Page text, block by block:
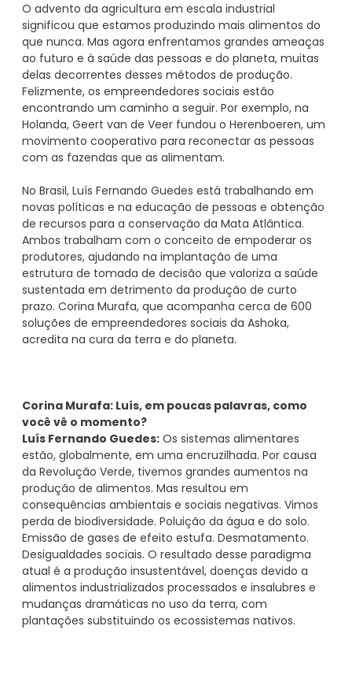
O advento da agricultura em escala industrial
significou que estamos produzindo mais alimentos do
que nunca. Mas agora enfrentamos grandes ameaças
ao futuro e à saúde das pessoas e do planeta, muitas
delas decorrentes desses métodos de produção.
Felizmente, os empreendedores sociais estão
encontrando um caminho a seguir. Por exemplo, na
Holanda, Geert van de Veer fundou o Herenboeren, um
movimento cooperativo para reconectar as pessoas
com as fazendas que as alimentam.
No Brasil, Luís Fernando Guedes está trabalhando em
novas políticas e na educação de pessoas e obtenção
de recursos para a conservação da Mata Atlântica.
Ambos trabalham com o conceito de empoderar os
produtores, ajudando na implantação de uma
estrutura de tomada de decisão que valoriza a saúde
sustentada em detrimento da produção de curto
prazo. Corina Murafa, que acompanha cerca de 600
soluções de empreendedores sociais da Ashoka,
acredita na cura da terra e do planeta.
Corina Murafa: Luís, em poucas palavras, como
você vê o momento?
Luís Fernando Guedes: Os sistemas alimentares
estão, globalmente, em uma encruzilhada. Por causa
da Revolução Verde, tivemos grandes aumentos na
produção de alimentos. Mas resultou em
consequências ambientais e sociais negativas. Vimos
perda de biodiversidade. Poluição da água e do solo.
Emissão de gases de efeito estufa. Desmatamento.
Desigualdades sociais. O resultado desse paradigma
atual é a produção insustentável, doenças devido a
alimentos industrializados processados ​​e insalubres e
mudanças dramáticas no uso da terra, com
plantações substituindo os ecossistemas nativos.